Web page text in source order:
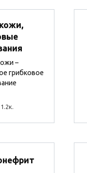
–
грибковое
1.2к.